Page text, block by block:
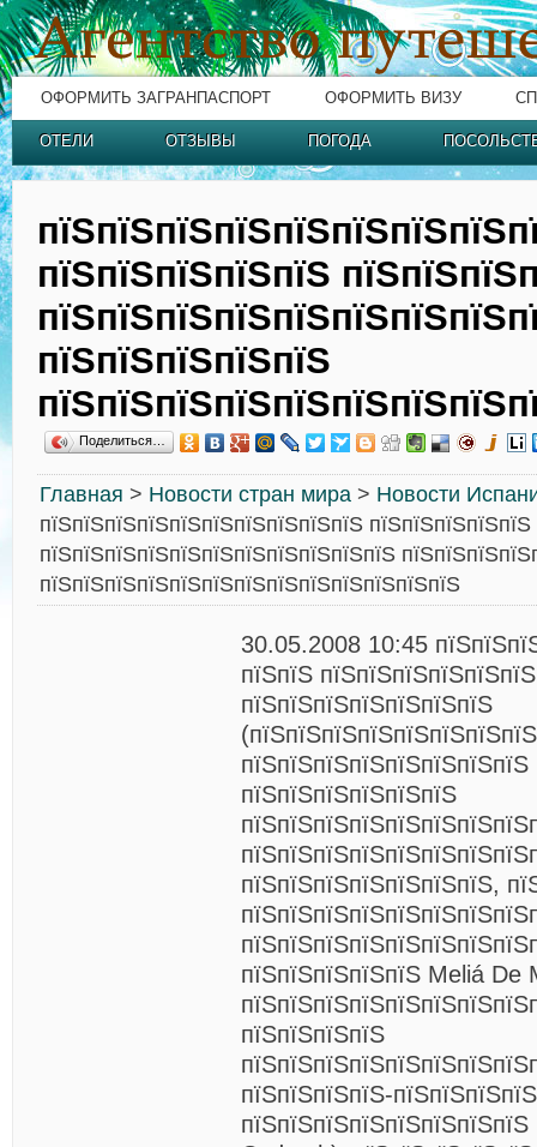
ОФОРМИТЬ ЗАГРАНПАСПОРТ ОФОРМИТЬ ВИЗУ
ОТЕЛИ ОТЗЫВЫ ПОГОДА
пїЅпїЅпїЅпїЅпїЅ
пїЅпїЅпїЅпїЅпїЅ
Поделиться…
Главная > Новости стран мира > Новости
пїЅпїЅпїЅпїЅпїЅпїЅпїЅпїЅпїЅпїЅ
пїЅпїЅпїЅпїЅпїЅпїЅпїЅпїЅпїЅпїЅпїЅ
пїЅпїЅпїЅпїЅпїЅпїЅпїЅпїЅпїЅпїЅпїЅпїЅпїЅ
30.05.2008 10:45
пїЅпїЅ
пїЅпїЅпїЅпїЅпїЅпїЅпїЅ
пїЅпїЅпїЅпїЅпїЅпїЅпїЅпїЅ
пїЅпїЅпїЅпїЅпїЅпїЅ
пїЅпїЅпїЅпїЅпїЅпїЅпїЅ,
пїЅпїЅпїЅпїЅпїЅ Meliá De
пїЅпїЅпїЅпїЅ
пїЅпїЅпїЅпїЅ-